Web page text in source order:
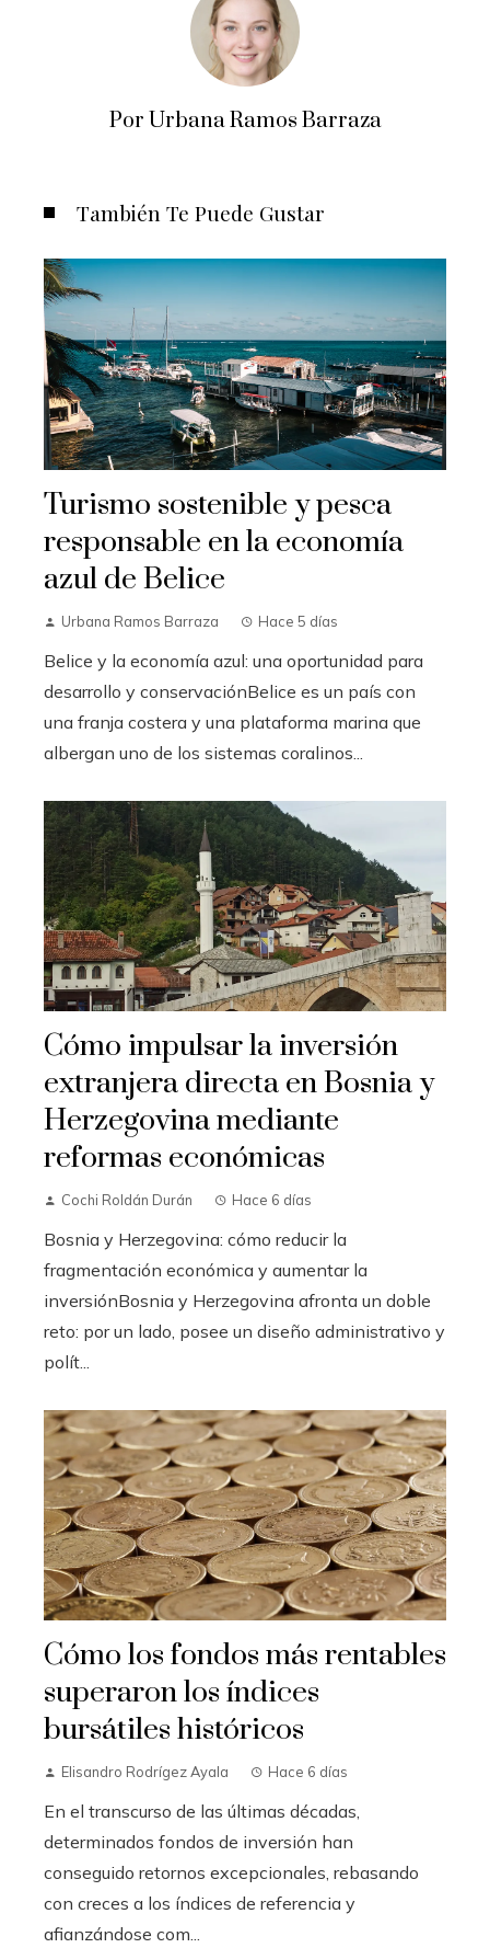
Por Urbana Ramos Barraza
También Te Puede Gustar
Turismo sostenible y pesca
responsable en la economía
azul de Belice
Urbana Ramos Barraza Hace 5 días
Belice y la economía azul: una oportunidad para
desarrollo y conservaciónBelice es un país con
una franja costera y una plataforma marina que
albergan uno de los sistemas coralinos...
Cómo impulsar la inversión
extranjera directa en Bosnia y
Herzegovina mediante
reformas económicas
Cochi Roldán Durán Hace 6 días
Bosnia y Herzegovina: cómo reducir la
fragmentación económica y aumentar la
inversiónBosnia y Herzegovina afronta un doble
reto: por un lado, posee un diseño administrativo y
polít...
Cómo los fondos más rentables
superaron los índices
bursátiles históricos
Elisandro Rodrígez Ayala Hace 6 días
En el transcurso de las últimas décadas,
determinados fondos de inversión han
conseguido retornos excepcionales, rebasando
con creces a los índices de referencia y
afianzándose com...